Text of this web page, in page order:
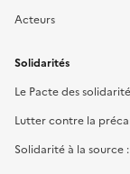
Acteurs
Solidarités
Le Pacte des
Lutter contre la
Solidarité à la source